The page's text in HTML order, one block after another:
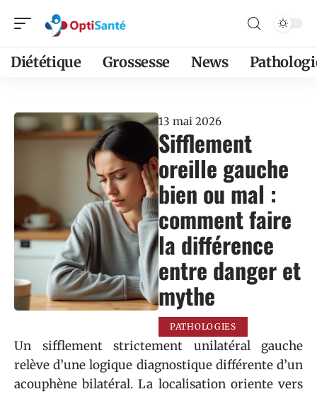
Diététique Grossesse News
13 mai 2026
Sifflement
oreille gauche
bien ou mal :
comment faire
la différence
entre danger et
mythe
PATHOLOGIES
Un sifflement strictement unilatéral gauche
relève d’une logique diagnostique différente d’un
acouphène bilatéral. La localisation oriente vers